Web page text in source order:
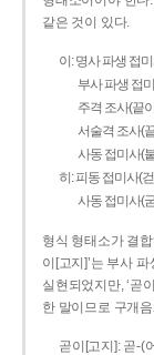
같은 것이 있다.
이: 명사 파생 접
부사 파생 접
주격 조사(끝
서술격 조사(
사동 접미사(
히: 피동 접미사(
사동 접미사(
형식 형태소가 결
이[고지]’는 부사
실현되었지만, ‘곧
한 말이므로 구개
곧이[고지]: 곧-­(